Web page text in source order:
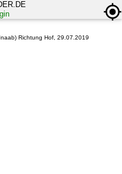
Richtung Hof, 29.07.2019